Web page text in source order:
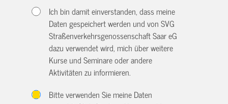
Ich bin damit einverstanden, dass meine
Daten gespeichert werden und von SVG
Straßenverkehrsgenossenschaft Saar eG
dazu verwendet wird, mich über weitere
Kurse und Seminare oder andere
Aktivitäten zu informieren.
Bitte verwenden Sie meine Daten